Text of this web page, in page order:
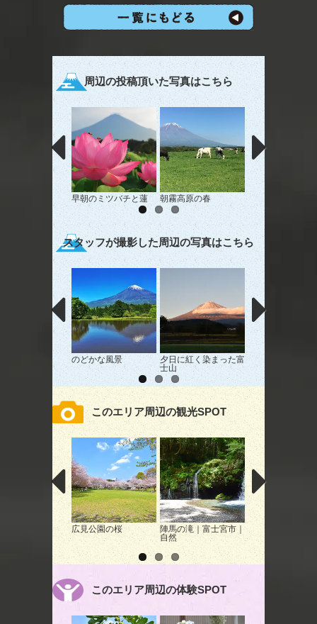
周辺の投稿頂いた写真はこちら
早朝のミツバチと蓮 朝霧高原の春 キャンプ日和
スタッフが撮影した周辺の写真はこちら
のどかな風景
夕日に紅く染まった富
士山
ゴルフ日和
このエリア周辺の観光SPOT
広見公園の桜
陣馬の滝｜富士宮市｜
自然
岩本山公園のア
｜富士市｜花
このエリア周辺の体験SPOT